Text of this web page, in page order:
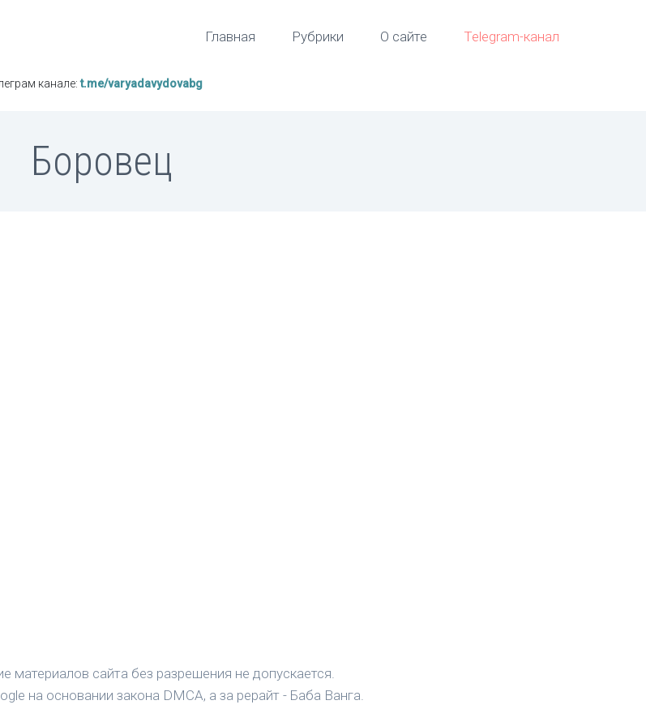
Главная Рубрики О сайте Telegram-канал
канале:t.me/varyadavydovabg
Боровец
сайта без разрешения не допускается.
на основании закона DMCA, а за рерайт - Баба Ванга.